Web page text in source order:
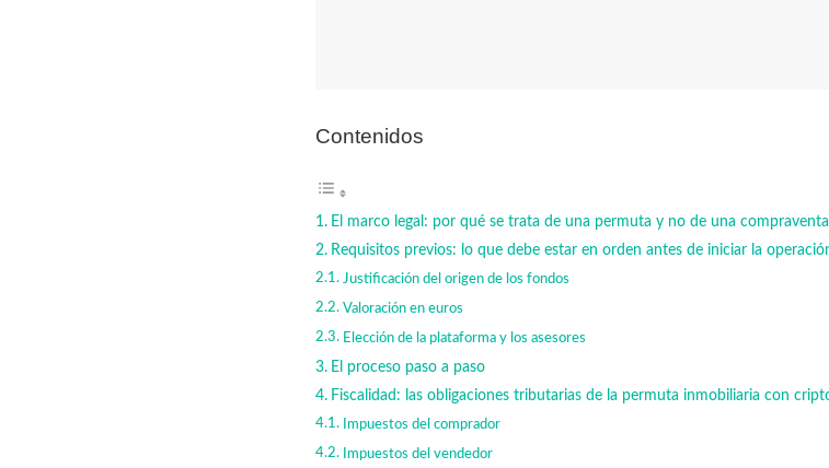
Contenidos
El marco legal: por qué se trata de una permuta y no de una compraventa
Requisitos previos: lo que debe estar en orden antes de iniciar la
Justificación del origen de los fondos
Valoración en euros
Elección de la plataforma y los asesores
El proceso paso a paso
Fiscalidad: las obligaciones tributarias de la permuta inmobiliaria con
Impuestos del comprador
Impuestos del vendedor